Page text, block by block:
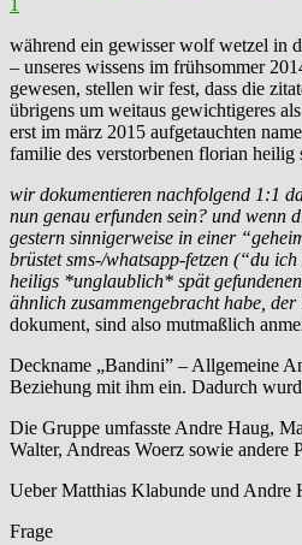
während ein gewisser wolf wetzel in
– unseres wissens im frühsommer
gewesen, stellen wir fest, dass die
übrigens um weitaus gewichtigeres
erst im märz 2015 aufgetauchten
familie des verstorbenen florian heilig
wir dokumentieren nachfolgend 1:1
nun genau erfunden sein? und wenn
gestern sinnigerweise in einer
brüstet sms-/whatsapp-fetzen (“du
heiligs *unglaublich* spät
ähnlich zusammengebracht habe,
dokument, sind also mutmaßlich
Deckname „Bandini” – Allgemeine
Beziehung mit ihm ein. Dadurch
Die Gruppe umfasste Andre Haug,
Walter, Andreas Woerz sowie andere
Ueber Matthias Klabunde und Andre
Frage